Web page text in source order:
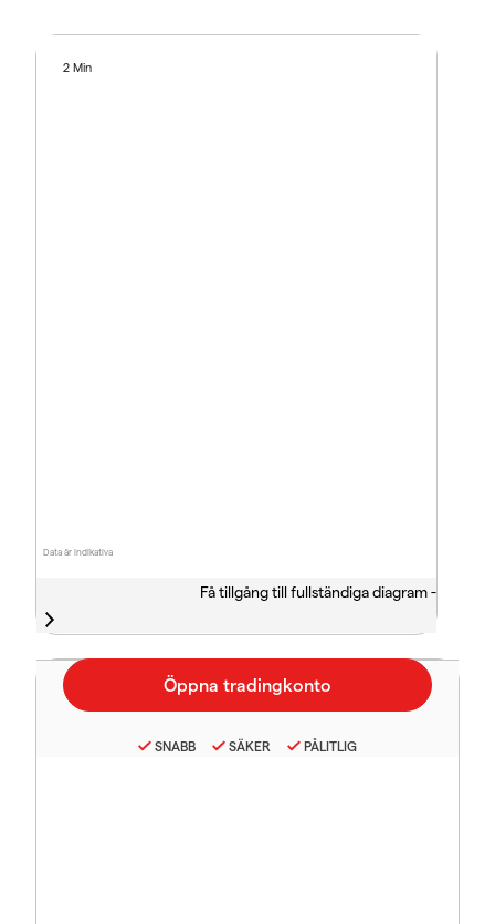
Data är indikativa
2 Min
Få tillgång till fullständiga diagram -
SNABB SÄKER PÅLITLIG